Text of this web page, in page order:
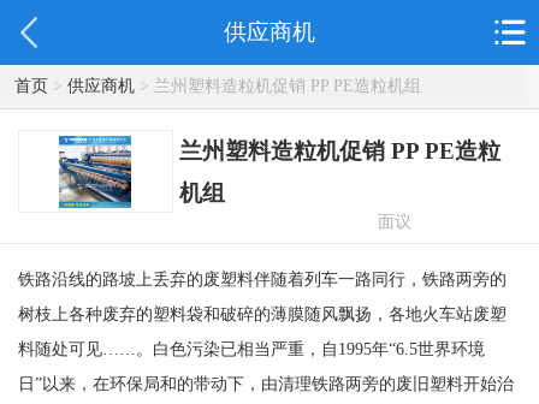
供应商机
首页> 供应商机> 兰州塑料造粒机促销 PP PE造粒机组
兰州塑料造粒机促销 PP PE造粒
机组
面议
铁路沿线的路坡上丢弃的废塑料伴随着列车一路同行，铁路两旁的
树枝上各种废弃的塑料袋和破碎的薄膜随风飘扬，各地火车站废塑
料随处可见……。白色污染已相当严重，自1995年“6.5世界环境
日”以来，在环保局和的带动下，由清理铁路两旁的废旧塑料开始治